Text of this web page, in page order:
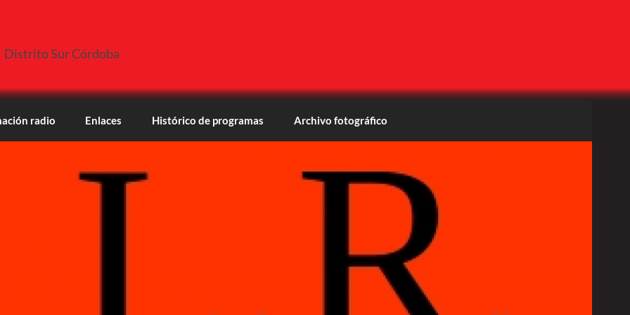
Distrito Sur Córdoba
radio Enlaces Histórico de programas Archivo fotográfico